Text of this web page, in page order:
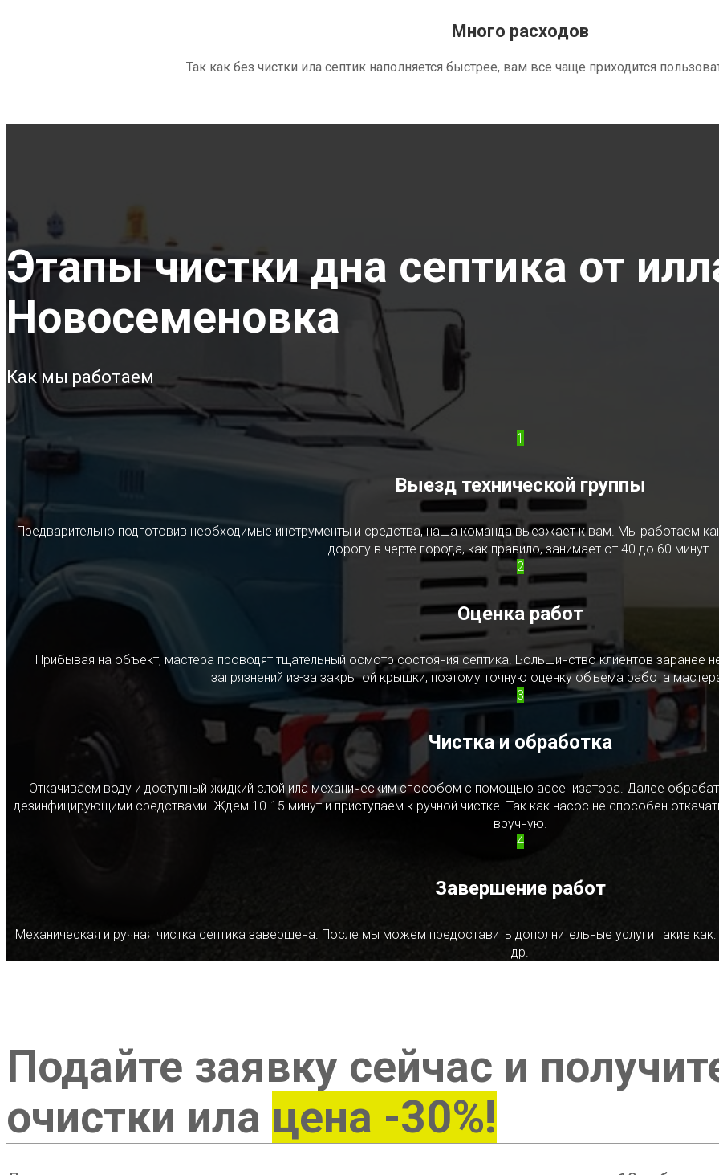
Много расходов
Так как без чистки ила септик наполняется быстрее, вам все чаще приходится
Этапы чистки дна септика от
Новосеменовка
Как мы работаем
1
Выезд технической группы
Предварительно подготовив необходимые инструменты и средства, наша команда выезжает к вам. Мы работаем
дорогу в черте города, как правило, занимает от 40 до 60 минут.
2
Оценка работ
Прибывая на объект, мастера проводят тщательный осмотр состояния септика. Большинство клиентов заранее
загрязнений из-за закрытой крышки, поэтому точную оценку объема работа
3
Чистка и обработка
Откачиваем воду и доступный жидкий слой ила механическим способом с помощью ассенизатора. Далее
дезинфицирующими средствами. Ждем 10-15 минут и приступаем к ручной чистке. Так как насос не способен
вручную.
4
Завершение работ
Механическая и ручная чистка септика завершена. После мы можем предоставить дополнительные услуги такие
др.
Подайте заявку сейчас и
очистки ила цена -30%!